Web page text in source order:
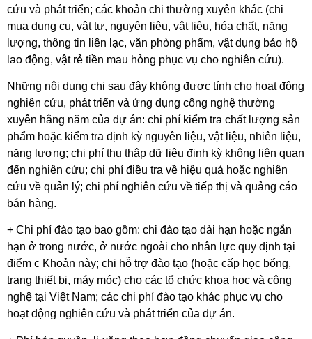
cứu và phát triển; các khoản chi thường xuyên khác (chi
mua dụng cụ, vật tư, nguyên liệu, vật liệu, hóa chất, năng
lượng, thông tin liên lạc, văn phòng phẩm, vật dụng bảo hộ
lao động, vật rẻ tiền mau hỏng phục vụ cho nghiên cứu).
Những nội dung chi sau đây không được tính cho hoạt động
nghiên cứu, phát triển và ứng dụng công nghệ thường
xuyên hằng năm của dự án: chi phí kiểm tra chất lượng sản
phẩm hoặc kiểm tra định kỳ nguyên liệu, vật liệu, nhiên liệu,
năng lượng; chi phí thu thập dữ liệu định kỳ không liên quan
đến nghiên cứu; chi phí điều tra về hiệu quả hoặc nghiên
cứu về quản lý; chi phí nghiên cứu về tiếp thị và quảng cáo
bán hàng.
+ Chi phí đào tạo bao gồm: chi đào tạo dài hạn hoặc ngắn
hạn ở trong nước, ở nước ngoài cho nhân lực quy định tại
điểm c Khoản này; chi hỗ trợ đào tạo (hoặc cấp học bổng,
trang thiết bị, máy móc) cho các tổ chức khoa học và công
nghệ tại Việt Nam; các chi phí đào tạo khác phục vụ cho
hoạt động nghiên cứu và phát triển của dự án.